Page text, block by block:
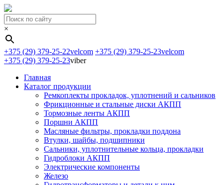
×
+375 (29) 379-25-22velcom +375 (29) 379-25-23velcom
+375 (29) 379-25-23viber
Главная
Каталог продукции
Ремкоплекты прокладок, уплотнений и сальников
Фрикционные и стальные диски АКПП
Тормозные ленты АКПП
Поршни АКПП
Масляные фильтры, прокладки поддона
Втулки, шайбы, подшипники
Сальники, уплотнительные кольца, прокладки
Гидроблоки АКПП
Электрические компоненты
Железо